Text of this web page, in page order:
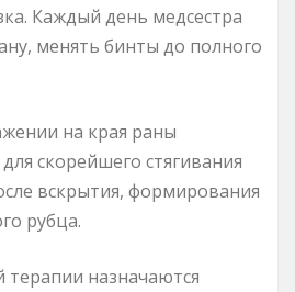
Каждый день медсестра
менять бинты до полного
на края раны
скорейшего стягивания
вскрытия, формирования
рубца.
назначаются